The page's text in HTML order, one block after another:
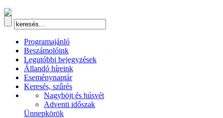
Programajánló
Beszámolóink
Legutóbbi bejegyzések
Állandó híreink
Eseménynaptár
Keresés, szűrés
Nagyböjt és húsvét
Adventi időszak
Ünnepkörök